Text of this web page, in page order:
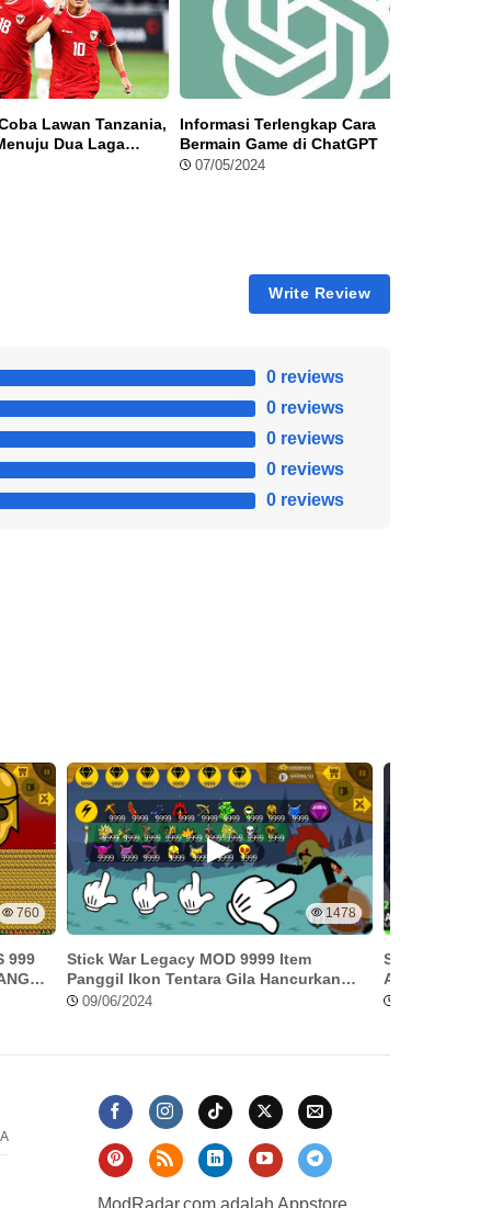
Lawan Tanzania,
Dua Laga
Dunia 2026
Informasi Terlengkap Cara
Bermain Game di ChatGPT
07/05/2024
Write Review
0 reviews
0 reviews
0 reviews
0 reviews
0 reviews
760
999
1478
Stick War Legacy MOD 9999 Item
Panggil Ikon Tentara Gila Hancurkan
Zombi
09/06/2024
Skill Combo
Apakah Ini
ModRadar.com adalah Appstore